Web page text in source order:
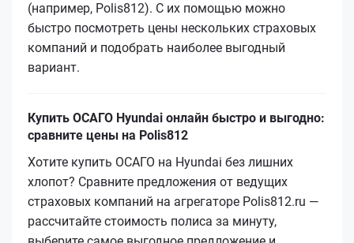
(например, Polis812). С их помощью можно
быстро посмотреть цены нескольких страховых
компаний и подобрать наиболее выгодный
вариант.
Купить ОСАГО Hyundai онлайн быстро и выгодно:
сравните цены на Polis812
Хотите купить ОСАГО на Hyundai без лишних
хлопот? Сравните предложения от ведущих
страховых компаний на агрегаторе Polis812.ru —
рассчитайте стоимость полиса за минуту,